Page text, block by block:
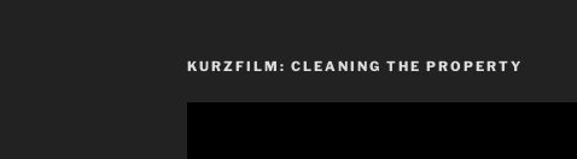
KURZFILM: CLEANING THE PROPERTY